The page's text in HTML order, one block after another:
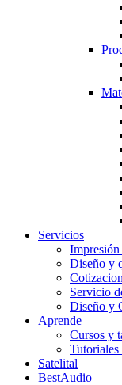
Servicios
Diseño y
Servicio
Diseño y
Aprende
Cursos y
Tutoriales
Satelital
BestAudio